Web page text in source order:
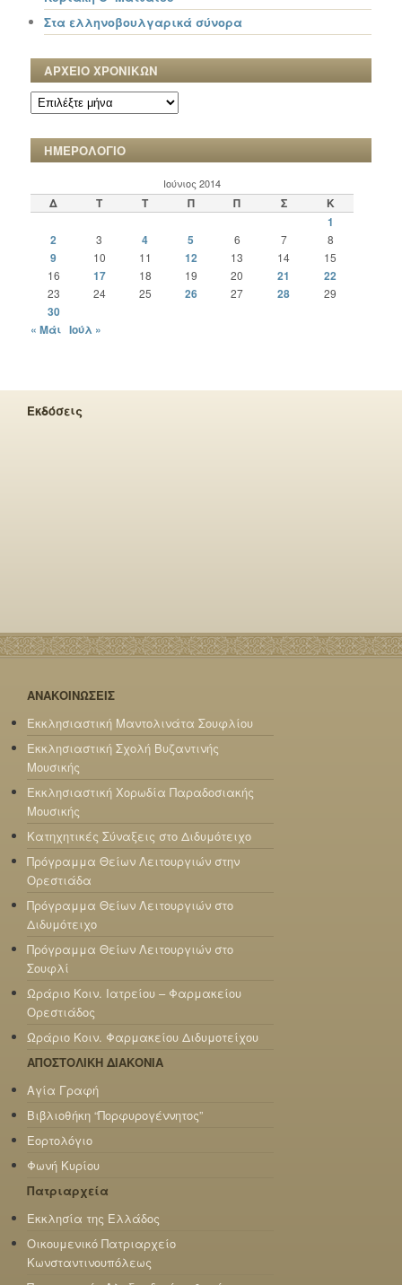
Στα ελληνοβουλγαρικά σύνορα
ΑΡΧΕΙΟ ΧΡΟΝΙΚΩΝ
ΑΡΧΕΙΟ
ΧΡΟΝΙΚΩΝ
ΗΜΕΡΟΛΟΓΙΟ
Ιούνιος 2014
Δ Τ Τ Π Π Σ
Κ
1
2
3 4 5 6 7 8
9 10 11 12 13 14
15
16
17 18 19 20 21 22
23 24 25 26 27 28 29
30
« Μάι Ιούλ »
Εκδόσεις
ΑΝΑΚΟΙΝΩΣΕΙΣ
Εκκλησιαστική Μαντολινάτα Σουφλίου
Εκκλησιαστική Σχολή Βυζαντινής
Μουσικής
Εκκλησιαστική Χορωδία Παραδοσιακής
Μουσικής
Κατηχητικές Σύναξεις στο Διδυμότειχο
Πρόγραμμα Θείων Λειτουργιών στην
Ορεστιάδα
Πρόγραμμα Θείων Λειτουργιών στο
Διδυμότειχο
Πρόγραμμα Θείων Λειτουργιών στο
Σουφλί
Ωράριο Κοιν. Ιατρείου – Φαρμακείου
Ορεστιάδος
Ωράριο Κοιν. Φαρμακείου Διδυμοτείχου
ΑΠΟΣΤΟΛΙΚΗ ΔΙΑΚΟΝΙΑ
Αγία Γραφή
Βιβλιοθήκη “Πορφυρογέννητος”
Εορτολόγιο
Φωνή Κυρίου
Πατριαρχεία
Εκκλησία της Ελλάδος
Οικουμενικό Πατριαρχείο
Κωνσταντινουπόλεως